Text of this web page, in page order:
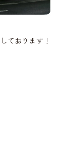
ております！